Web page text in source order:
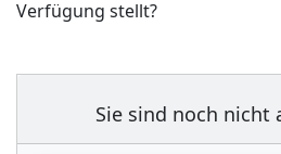
Verfügung stellt?
Sie sind noch nicht